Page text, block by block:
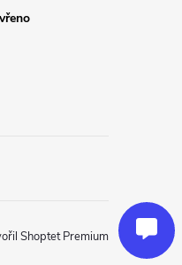
Shoptet Premium
Poslat